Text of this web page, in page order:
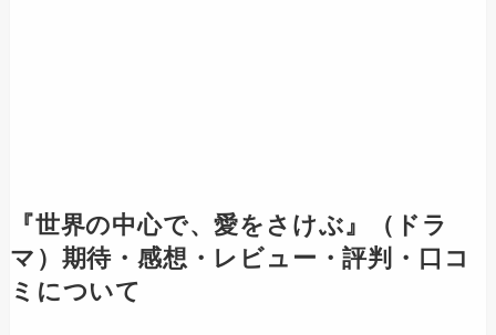
『世界の中心で、愛をさけぶ』（ドラ
マ）期待・感想・レビュー・評判・口コ
ミについて